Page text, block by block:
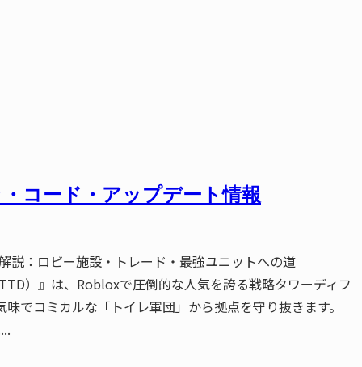
コード・アップデート情報
：ロビー施設・トレード・最強ユニットへの道
）』は、Robloxで圧倒的な人気を誇る戦略タワーディフ
でコミカルな「トイレ軍団」から拠点を守り抜きます。